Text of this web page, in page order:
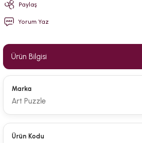
Paylaş
Yorum Yaz
Ürün Bilgisi
Marka
Art Puzzle
Ürün Kodu